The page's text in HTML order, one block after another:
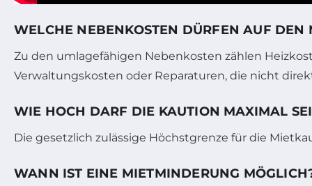
WELCHE NEBENKOSTEN DÜRFEN AUF DEN
Zu den umlagefähigen Nebenkosten zählen
Verwaltungskosten oder Reparaturen, die nicht
WIE HOCH DARF DIE KAUTION MAXIMAL
Die gesetzlich zulässige Höchstgrenze für die
WANN IST EINE MIETMINDERUNG